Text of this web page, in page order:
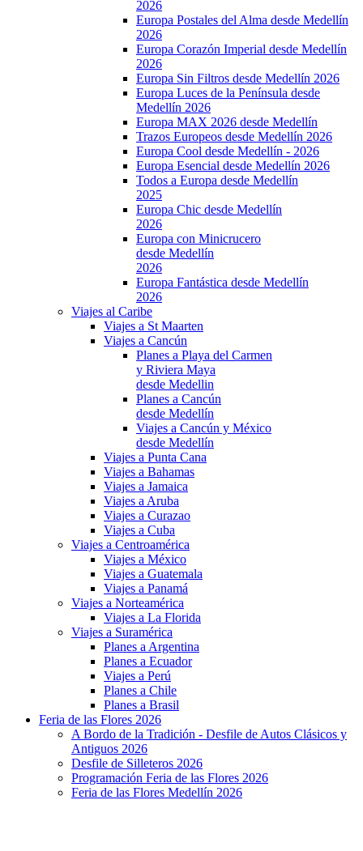
2026
Europa Postales del Alma desde Medellín
2026
Europa Corazón Imperial desde Medellín
2026
Europa Sin Filtros desde Medellín 2026
Europa Luces de la Península desde
Medellín 2026
Europa MAX 2026 desde Medellín
Trazos Europeos desde Medellín 2026
Europa Cool desde Medellín - 2026
Europa Esencial desde Medellín 2026
Todos a Europa desde Medellín
2025
Europa Chic desde Medellín
2026
Europa con Minicrucero
desde Medellín
2026
Europa Fantástica desde Medellín
2026
Viajes al Caribe
Viajes a St Maarten
Viajes a Cancún
Planes a Playa del Carmen
y Riviera Maya
desde Medellin
Planes a Cancún
desde Medellín
Viajes a Cancún y México
desde Medellín
Viajes a Punta Cana
Viajes a Bahamas
Viajes a Jamaica
Viajes a Aruba
Viajes a Curazao
Viajes a Cuba
Viajes a Centroamérica
Viajes a México
Viajes a Guatemala
Viajes a Panamá
Viajes a Norteamérica
Viajes a La Florida
Viajes a Suramérica
Planes a Argentina
Planes a Ecuador
Viajes a Perú
Planes a Chile
Planes a Brasil
Feria de las Flores 2026
A Bordo de la Tradición - Desfile de Autos Clásicos y
Antiguos 2026
Desfile de Silleteros 2026
Programación Feria de las Flores 2026
Feria de las Flores Medellín 2026